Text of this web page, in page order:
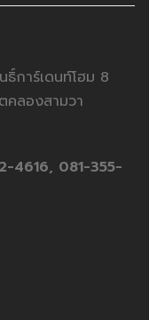
การ์เดนท์โฮม 8
คลองสามวา
4616, 081-355-